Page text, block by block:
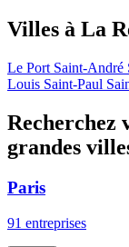
Villes à La
Le Port Saint-André
Louis Saint-Paul
Recherchez
grandes
Paris
91 entreprises